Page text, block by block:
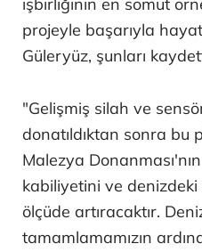
işbirliğinin en somut
projeyle başarıyla
Güleryüz, şunları
"Gelişmiş silah ve
donatıldıktan sonra bu
Malezya
kabiliyetini ve denizdeki
ölçüde artıracaktır.
tamamlamamızın